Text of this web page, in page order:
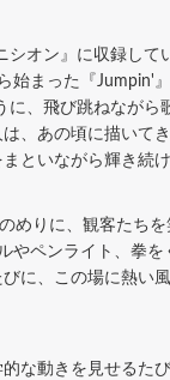
オン』に収録して
始まった『Jumpin'
に、飛び跳ねながら
、あの頃に描いて
といながら輝き続
めりに、観客たちを
やペンライト、拳を
に、この場に熱い
な動きを見せるた